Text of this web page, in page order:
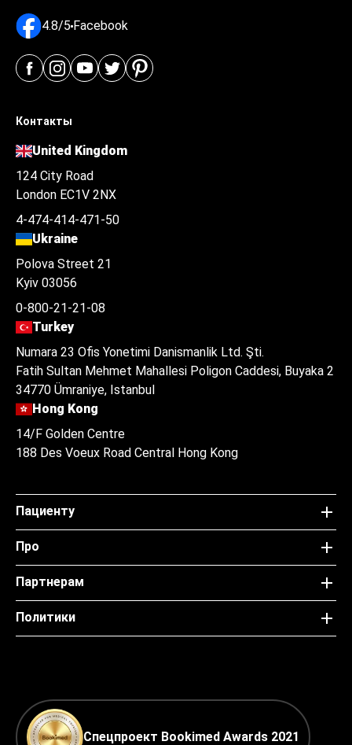
4.8/5 Facebook
Контакты
United Kingdom
124 City Road
London EC1V 2NX
4-474-414-471-50
Ukraine
Polova Street 21
Kyiv 03056
0-800-21-21-08
Turkey
Numara 23 Ofis Yonetimi Danismanlik Ltd. Şti.
Fatih Sultan Mehmet Mahallesi Poligon Caddesi, Buyaka 2
34770 Ümraniye, Istanbul
Hong Kong
14/F Golden Centre
188 Des Voeux Road Central Hong Kong
Пациенту
Про
Партнерам
Политики
Спецпроект Bookimed Awards 2021